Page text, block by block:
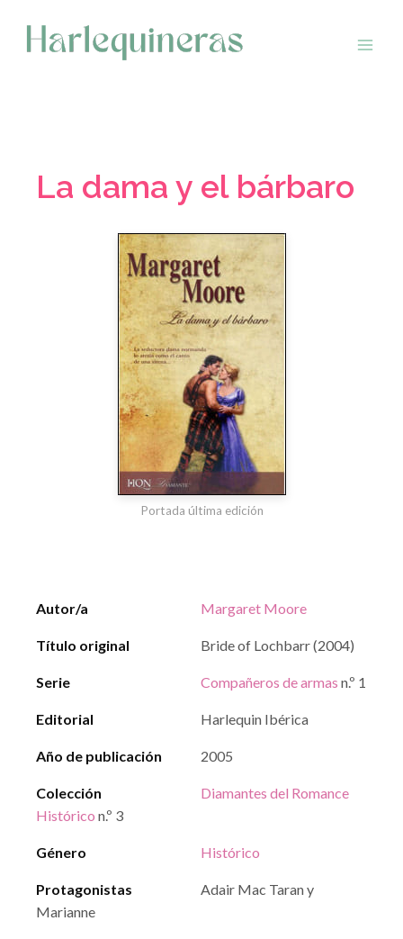
contenido
La dama y el bárbaro
Autor/a Margaret Moore
Título original Bride of Lochbarr (2004)
Serie Compañeros de armas n.º 1
Editorial Harlequin Ibérica
Año de publicación 2005
Colección
Diamantes del Romance
Histórico n.º 3
Género Histórico
Protagonistas
Adair Mac Taran y
Marianne
Portada última edición